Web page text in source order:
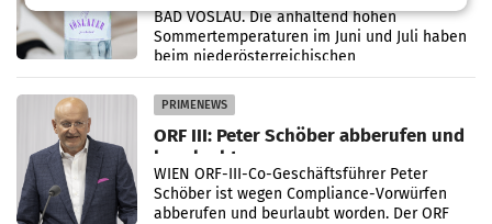
Österreichs
BAD VÖSLAU. Die anhaltend hohen
Sommertemperaturen im Juni und Juli haben
beim niederösterreichischen
Getränkehersteller Vöslauer zu deutlichen
Absatzzuwächsen geführt. Während
PRIMENEWS
ORF III: Peter Schöber abberufen und
beurlaubt
WIEN ORF-III-Co-Geschäftsführer Peter
Schöber ist wegen Compliance-Vorwürfen
abberufen und beurlaubt worden. Der ORF